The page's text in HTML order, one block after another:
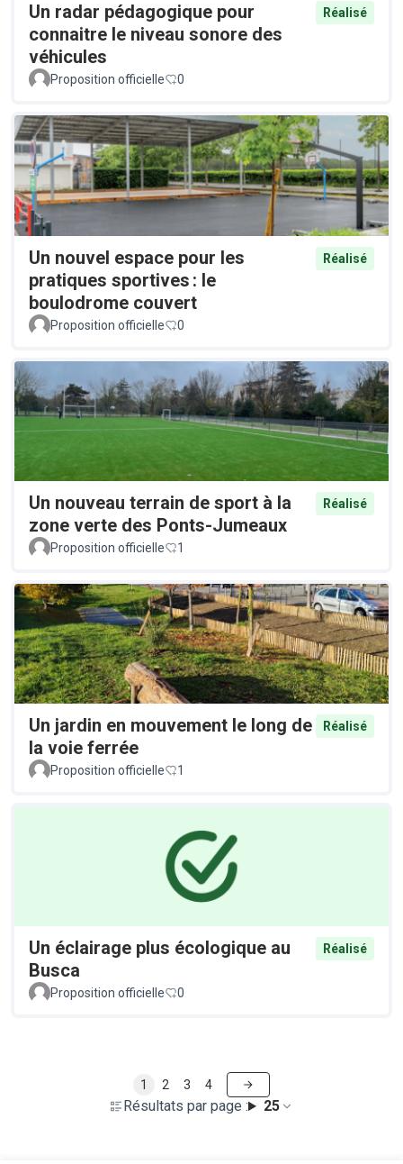
Un radar pédagogique pour
connaitre le niveau sonore des
véhicules
Réalisé
Proposition officielle 0
Un nouvel espace pour les
pratiques sportives : le
boulodrome couvert
Réalisé
Proposition officielle 0
Un nouveau terrain de sport à la
zone verte des Ponts-Jumeaux
Réalisé
Proposition officielle 1
Un jardin en mouvement le long de
la voie ferrée
Réalisé
Proposition officielle 1
Un éclairage plus écologique au
Busca
Réalisé
Proposition officielle 0
Résultats par page : 25
1 2 3 4